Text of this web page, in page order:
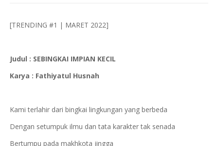
[TRENDING #1 | MARET 2022]
Judul : SEBINGKAI IMPIAN KECIL
Karya : Fathiyatul Husnah
Kami terlahir dari bingkai lingkungan yang berbeda
Dengan setumpuk ilmu dan tata karakter tak senada
Bertumpu pada makhkota jingga